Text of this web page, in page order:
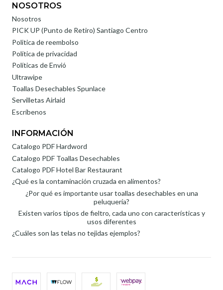
NOSOTROS
Nosotros
PICK UP (Punto de Retiro) Santiago Centro
Politica de reembolso
Política de privacidad
Políticas de Envió
Ultrawipe
Toallas Desechables Spunlace
Servilletas Airlaid
Escríbenos
INFORMACIÓN
Catalogo PDF Hardword
Catalogo PDF Toallas Desechables
Catalogo PDF Hotel Bar Restaurant
¿Qué es la contaminación cruzada en alimentos?
¿Por qué es importante usar toallas desechables en una
peluquería?
Existen varios tipos de fieltro, cada uno con características y
usos diferentes
¿Cuáles son las telas no tejidas ejemplos?